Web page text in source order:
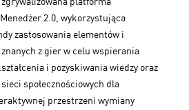
2.0, wykorzystująca
zastosowania elementów i
z gier w celu wspierania
i pozyskiwania wiedzy oraz
społecznościowych dla
przestrzeni wymiany